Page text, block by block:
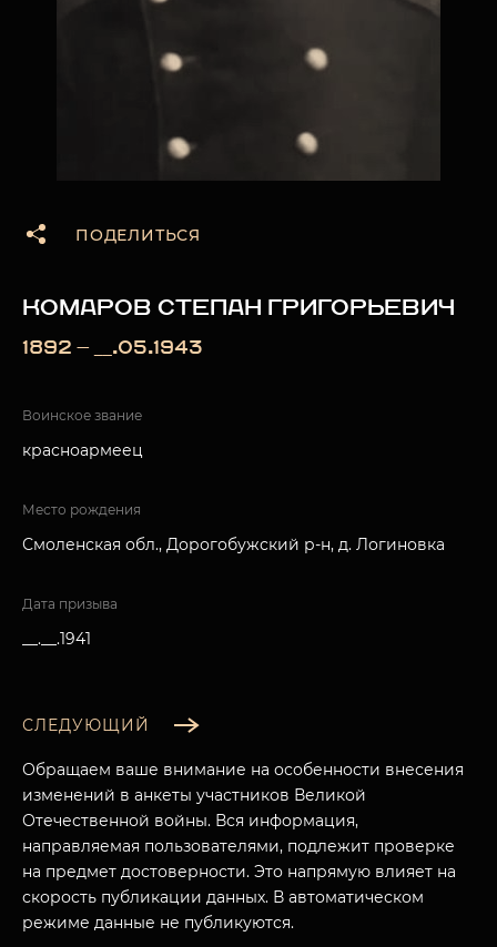
ПОДЕЛИТЬСЯ
КОМАРОВ СТЕПАН ГРИГОРЬЕВИЧ
1892 — __.05.1943
Воинское звание
красноармеец
Место рождения
Смоленская обл., Дорогобужский р-н, д. Логиновка
Дата призыва
__.__.1941
СЛЕДУЮЩИЙ
Обращаем ваше внимание на особенности внесения
изменений в анкеты участников Великой
Отечественной войны. Вся информация,
направляемая пользователями, подлежит проверке
на предмет достоверности. Это напрямую влияет на
скорость публикации данных. В автоматическом
режиме данные не публикуются.